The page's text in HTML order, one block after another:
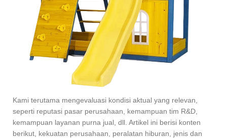
Kami terutama mengevaluasi kondisi aktual yang relevan,
seperti reputasi pasar perusahaan, kemampuan tim R&D,
kemampuan layanan purna jual, dll. Artikel ini berisi konten
berikut, kekuatan perusahaan, peralatan hiburan, jenis dan